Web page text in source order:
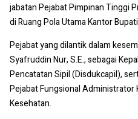
jabatan Pejabat Pimpinan Tinggi
di Ruang Pola Utama Kantor
Pejabat yang dilantik dalam
Syafruddin Nur, S.E., sebagai
Pencatatan Sipil (Disdukcapil),
Pejabat Fungsional Administrator
Kesehatan.